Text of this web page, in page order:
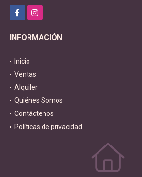
FacebookInstagram
INFORMACIÓN
Inicio
Ventas
Alquiler
Quiénes Somos
Contáctenos
Políticas de privacidad